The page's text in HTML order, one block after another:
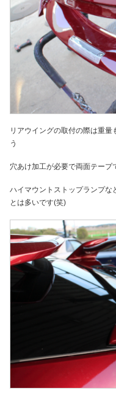
リアウイングの取付の際は重
う
穴あけ加工が必要で両面テープ
ハイマウントストップランプな
とは多いです(笑)